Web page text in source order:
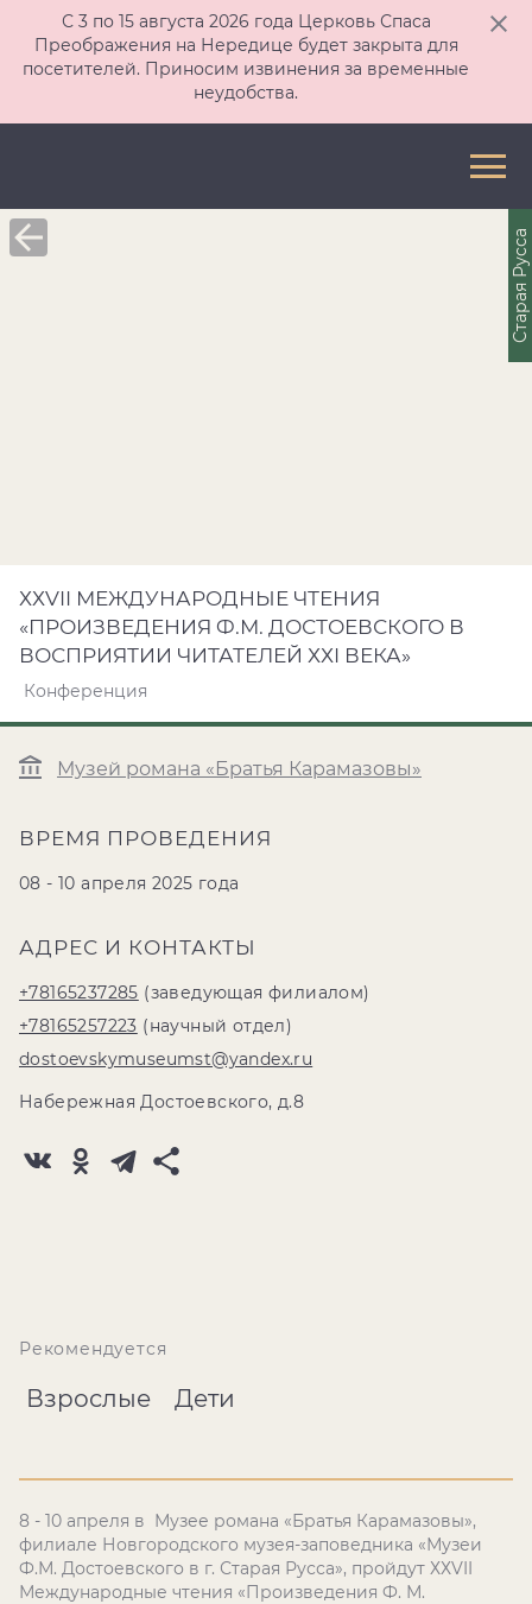
С 3 по 15 августа 2026 года Церковь Спаса
Преображения на Нередице будет закрыта для
посетителей. Приносим извинения за временные
неудобства.
ХХVII МЕЖДУНАРОДНЫЕ ЧТЕНИЯ
«ПРОИЗВЕДЕНИЯ Ф.М. ДОСТОЕВСКОГО В
ВОСПРИЯТИИ ЧИТАТЕЛЕЙ ХХI ВЕКА»
Конференция
Музей романа «Братья Карамазовы»
ВРЕМЯ ПРОВЕДЕНИЯ
08 - 10 апреля 2025 года
АДРЕС И КОНТАКТЫ
+78165237285 (заведующая филиалом)
+78165257223 (научный отдел)
dostoevskymuseumst@yandex.ru
Набережная Достоевского, д.8
Старая Русса
Рекомендуется
Взрослые Дети
8 - 10 апреля в Музее романа «Братья Карамазовы»,
филиале Новгородского музея-заповедника «Музеи
Ф.М. Достоевского в г. Старая Русса», пройдут ХХVII
Международные чтения «Произведения Ф. М.